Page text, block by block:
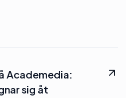
Academedia:
sig åt